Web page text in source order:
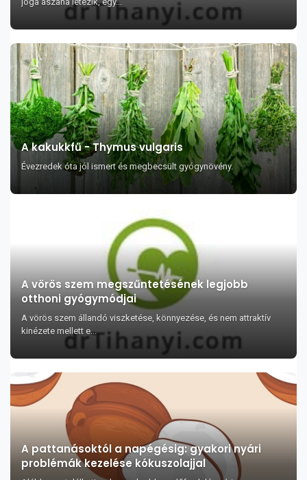
A kakukkfű - Thymus vulgaris
Évezredek óta jól ismert és megbecsült gyógynövény.
A vörös szem megszűntetésének legjobb
otthoni gyógymódjai
A vörös szem állandó viszketése, könnyezése, és nem attraktív
kinézete mellett e...
A pattanásoktól a napégésig: gyakori nyári
problémák kezelése kókuszolajjal